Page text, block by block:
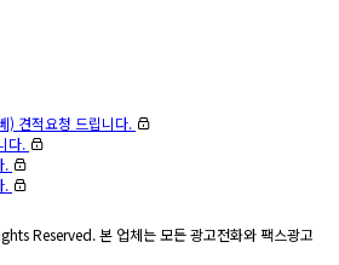
) 견적요청 드립니다.
다.
.
.
Reserved. 본 업체는 모든 광고전화와 팩스광고